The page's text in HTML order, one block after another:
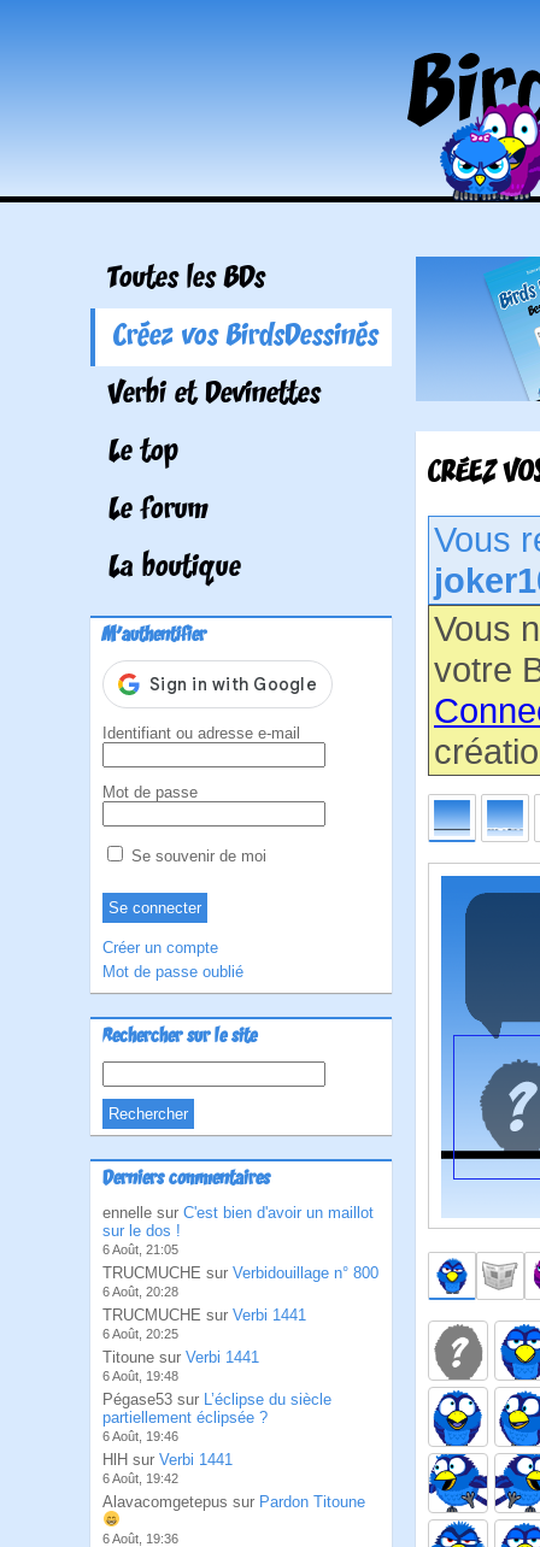
Toutes les BDs
Créez vos BirdsDessinés
Verbi et Devinettes
Le top
Le forum
La boutique
M'authentifier
Identifiant ou adresse e-mail
Mot de passe
Se souvenir de moi
Créer un compte
Mot de passe oublié
Rechercher sur le site
Derniers commentaires
ennelle sur C'est bien d'avoir un maillot
sur le dos !
6 Août, 21:05
TRUCMUCHE sur Verbidouillage n° 800
6 Août, 20:28
TRUCMUCHE sur Verbi 1441
6 Août, 20:25
Titoune sur Verbi 1441
6 Août, 19:48
Pégase53 sur L’éclipse du siècle
partiellement éclipsée ?
6 Août, 19:46
HlH sur Verbi 1441
6 Août, 19:42
Alavacomgetepus sur Pardon Titoune
6 Août, 19:36
CRÉEZ
Vous
Vous
votre